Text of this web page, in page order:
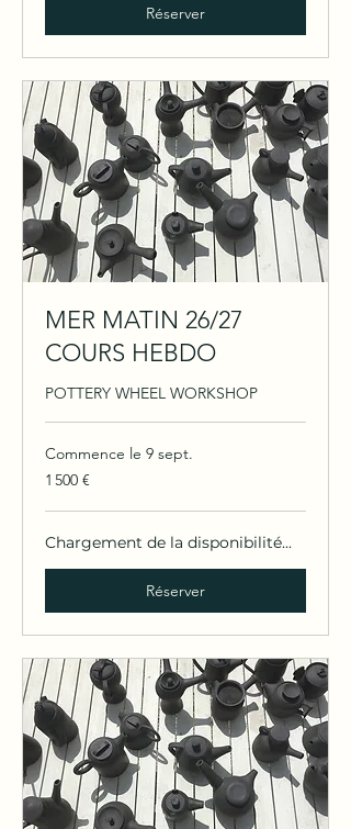
Réserver
MER MATIN 26/27
COURS HEBDO
POTTERY WHEEL WORKSHOP
Commence le 9 sept.
1 500
euros
1 500 €
Chargement de la disponibilité...
Réserver